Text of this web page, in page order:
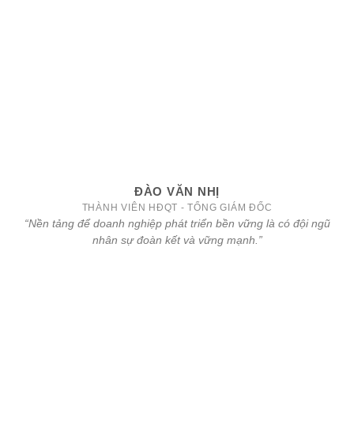
ĐÀO VĂN NHỊ
THÀNH VIÊN HĐQT - TỔNG GIÁM ĐỐC
“Nền tảng để doanh nghiệp phát triển bền vững là có đội ngũ
nhân sự đoàn kết và vững mạnh.”